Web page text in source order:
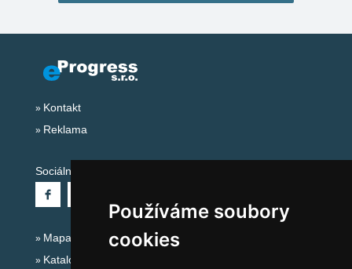
Používáme soubory
cookies
Kontakt
Reklama
Sociální sítě:
Mapa serveru Alpy Itálie - Dolomity
Katalog ubytování